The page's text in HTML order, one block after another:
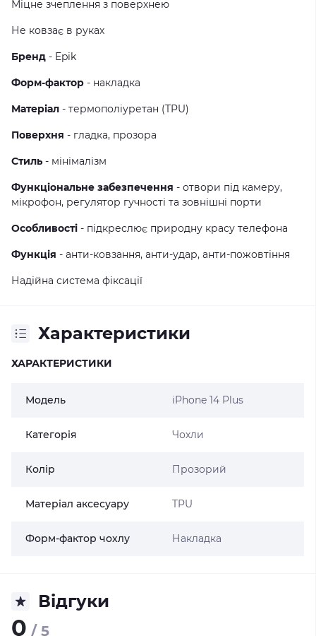
Міцне зчеплення з поверхнею
Не ковзає в руках
Бренд - Epik
Форм-фактор - накладка
Матеріал - термополiуретан (TPU)
Поверхня - гладка, прозора
Стиль - мінімалізм
Функціональне забезпечення - отвори під камеру,
мікрофон, регулятор гучності та зовнішні порти
Особливості - підкреслює природну красу телефона
Функція - анти-ковзання, анти-удар, анти-пожовтіння
Надійна система фіксації
Характеристики
ХАРАКТЕРИСТИКИ
Модель iPhone 14 Plus
Категорія Чохли
Колір Прозорий
Матеріал аксесуару TPU
Форм-фактор чохлу Накладка
Відгуки
0 / 5